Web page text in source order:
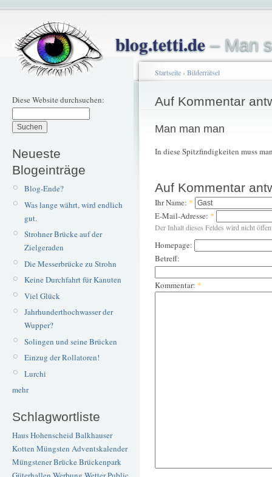
blog.tetti.de– Man
Diese Website durchsuchen:
Neueste
Blogeinträge
Blog-Ende?
Was lange währt, wird endlich
gut.
Strohner Brücke auf der
Zielgeraden
Die Messerbrücke zu Strohn
Keine Durchfahrt für Kanuten
Viel Glück
Jahrhunderthochwasser der
Wupper?
Solingen und seine Brücken
Einzug der Rollatoren!
Lurchi
mehr
Schlagwortliste
Haus Hohenscheid Balkhauser
Kotten Müngsten Adventskalender
Müngstener BrückeBrückenpark
Startseite› Bilderrätsel
Auf Kommentar
Man man man
In diese Spitzfindigkeiten muss
Auf Kommentar
Ihr Name: *
E-Mail-Adresse: *
Der Inhalt dieses Feldes wird nicht
Homepage:
Betreff:
Kommentar: *